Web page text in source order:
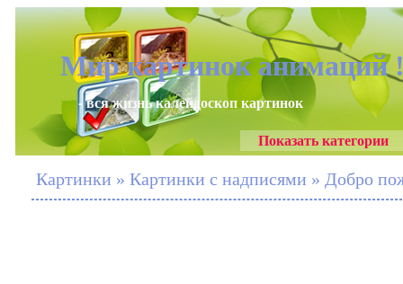
Мир картинок анимаций
- вся жизнь калейдоскоп картинок
Показать категории
Картинки » Картинки с надписями » Добро